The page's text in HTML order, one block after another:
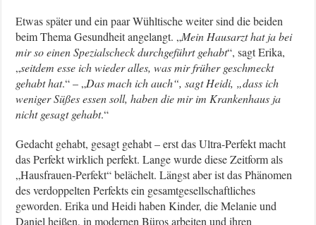
Etwas später und ein paar Wühltische weiter sind die beiden
beim Thema Gesundheit angelangt. „Mein Hausarzt hat ja bei
mir so einen Spezialscheck durchgeführt gehabt“, sagt Erika,
„seitdem esse ich wieder alles, was mir früher geschmeckt
gehabt hat.“ – „Das mach ich auch“, sagt Heidi, „dass ich
weniger Süßes essen soll, haben die mir im Krankenhaus ja
nicht gesagt gehabt.“
Gedacht gehabt, gesagt gehabt – erst das Ultra-Perfekt macht
das Perfekt wirklich perfekt. Lange wurde diese Zeitform als
„Hausfrauen-Perfekt“ belächelt. Längst aber ist das Phänomen
des verdoppelten Perfekts ein gesamtgesellschaftliches
geworden. Erika und Heidi haben Kinder, die Melanie und
Daniel heißen, in modernen Büros arbeiten und ihren